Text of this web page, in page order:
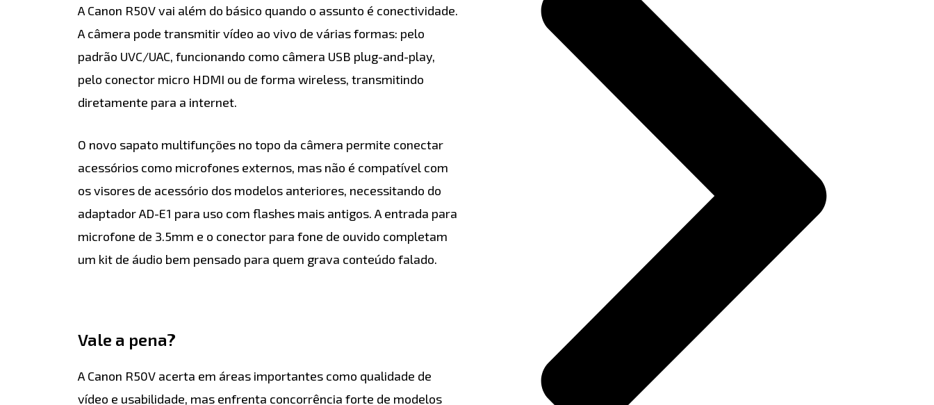
A Canon R50V vai além do básico quando o assunto é conectividade.
A câmera pode transmitir vídeo ao vivo de várias formas: pelo
padrão UVC/UAC, funcionando como câmera USB plug-and-play,
pelo conector micro HDMI ou de forma wireless, transmitindo
diretamente para a internet.
O novo sapato multifunções no topo da câmera permite conectar
acessórios como microfones externos, mas não é compatível com
os visores de acessório dos modelos anteriores, necessitando do
adaptador AD-E1 para uso com flashes mais antigos. A entrada para
microfone de 3.5mm e o conector para fone de ouvido completam
um kit de áudio bem pensado para quem grava conteúdo falado.
Vale a pena?
A Canon R50V acerta em áreas importantes como qualidade de
vídeo e usabilidade, mas enfrenta concorrência forte de modelos